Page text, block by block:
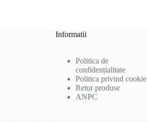
Informatii
Politica de
confidențialitate
Politica privind cookie
Retur produse
ANPC